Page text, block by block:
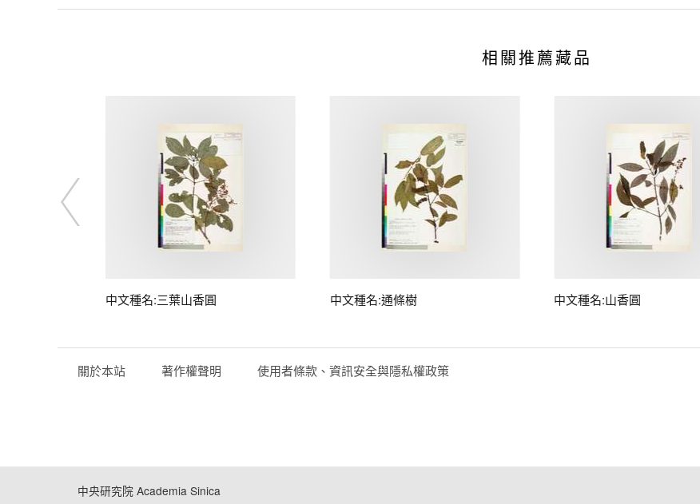
相關推薦藏品
中文種名:三葉山香圓 中文種名:通條樹 中文種名:山香圓
關於本站 著作權聲明 使用者條款、資訊安全與隱私權政策
中央研究院 Academia Sinica